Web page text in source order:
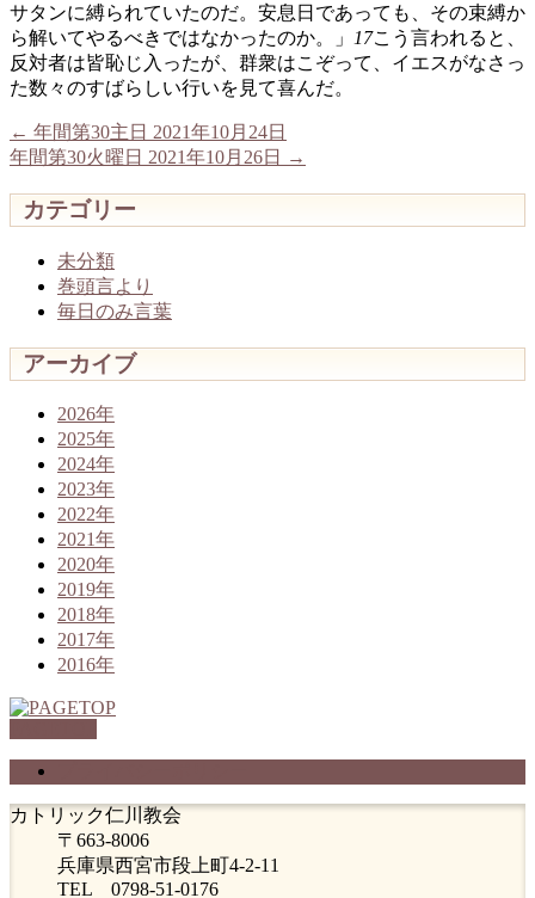
サタンに縛られていたのだ。安息日であっても、その束縛か
ら解いてやるべきではなかったのか。」 17こう言われると、
反対者は皆恥じ入ったが、群衆はこぞって、イエスがなさっ
た数々のすばらしい行いを見て喜んだ。
← 年間第30主日 2021年10月24日
年間第30火曜日 2021年10月26日
→
カテゴリー
未分類
巻頭言より
毎日のみ言葉
アーカイブ
2026年
2025年
2024年
2023年
2022年
2021年
2020年
2019年
2018年
2017年
2016年
カトリック仁川教会
〒663-8006
兵庫県西宮市段上町4-2-11
TEL 0798-51-0176